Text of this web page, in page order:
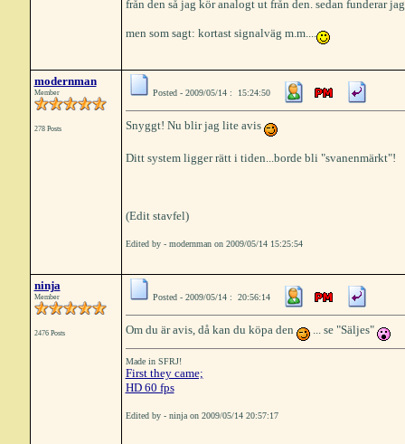
från den så jag kör analogt ut från den. sedan funderar
men som sagt: kortast signalväg m.m....
modernman
Member
278 Posts
Posted - 2009/05/14 : 15:24:50
Snyggt! Nu blir jag lite avis
Ditt system ligger rätt i tiden...borde bli "svanenmärkt"!
(Edit stavfel)
Edited by - modernman on 2009/05/14 15:25:54
ninja
Member
2476 Posts
Posted - 2009/05/14 : 20:56:14
Om du är avis, då kan du köpa den ... se "Säljes"
Made in SFRJ!
First they came;
HD 60 fps
Edited by - ninja on 2009/05/14 20:57:17